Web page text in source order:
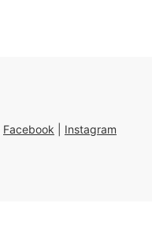
Facebook Instagram